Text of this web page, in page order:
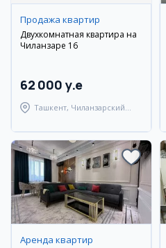
Продажа квартир
Двухкомнатная квартира на
Чиланзаре 16
62 000 y.e
Ташкент, Чиланзарский
Аренда квартир